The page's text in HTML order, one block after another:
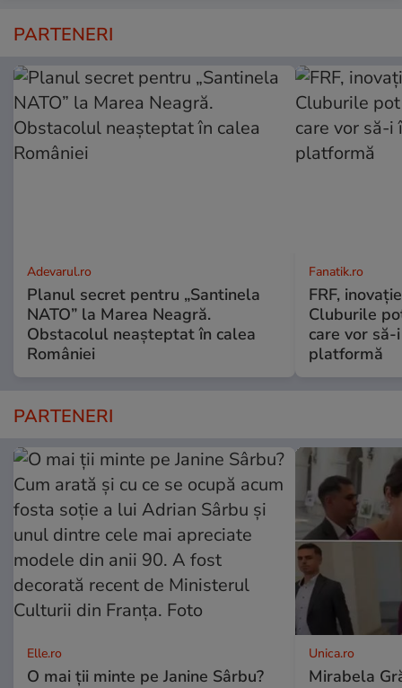
PARTENERI
Adevarul.ro
Planul secret pentru „Santinela
NATO” la Marea Neagră.
Obstacolul neașteptat în calea
României
Fanatik.ro
FRF,
Cluburile
care vor
platformă
PARTENERI
Elle.ro
O mai ții minte pe Janine Sârbu?
Unica.ro
Mirabela